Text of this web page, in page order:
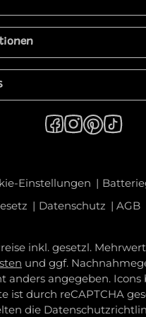
Einstellungen
Datenschutz AGB
inkl. gesetzl.
und ggf.
anders angegeben. Icons
ist durch reCAPTCHA
die